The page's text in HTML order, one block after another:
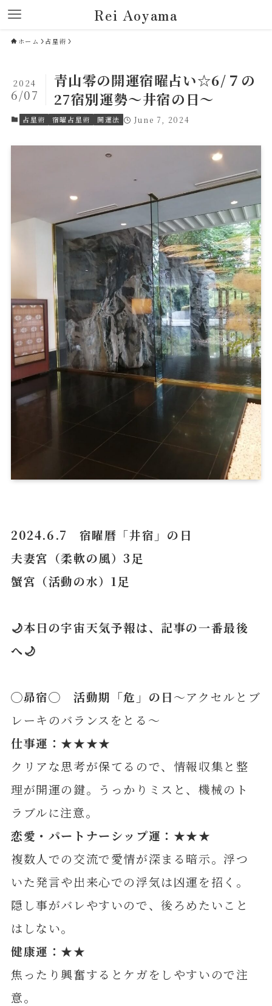
Rei Aoyama
ホーム 占星術
青山零の開運宿曜占い☆6/７の
27宿別運勢～井宿の日～
2024
6/07
占星術 宿曜占星術 開運法 June 7, 2024
2024.6.7 宿曜暦「井宿」の日
夫妻宮（柔軟の風）3足
蟹宮（活動の水）1足
🌙本日の宇宙天気予報は、記事の一番最後
へ🌙
◯昴宿◯ 活動期「危」の日～アクセルとブ
レーキのバランスをとる～
仕事運：★★★★
クリアな思考が保てるので、情報収集と整
理が開運の鍵。うっかりミスと、機械のト
ラブルに注意。
恋愛・パートナーシップ運：★★★
複数人での交流で愛情が深まる暗示。浮つ
いた発言や出来心での浮気は凶運を招く。
隠し事がバレやすいので、後ろめたいこと
はしない。
健康運：★★
焦ったり興奮するとケガをしやすいので注
意。